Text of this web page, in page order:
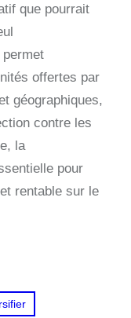
que pourrait
offertes par
géographiques,
contre les
la
pour
rentable sur le